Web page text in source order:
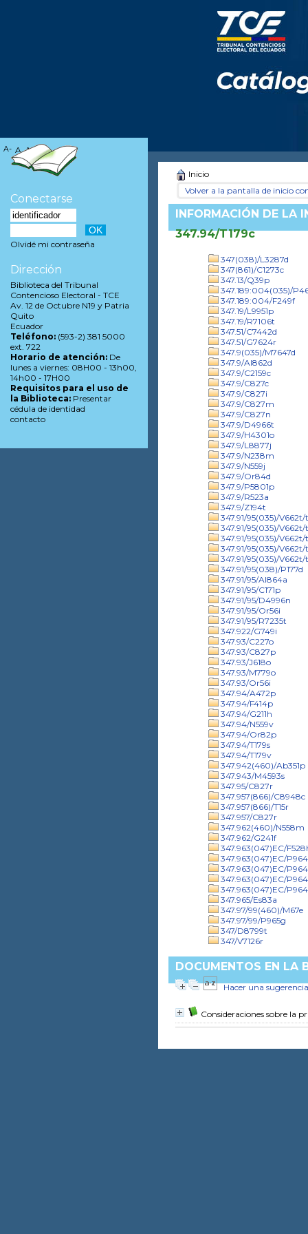
Inicio
Volver a la pantalla de inicio
INFORMACIÓN DE LA
347.94/T179c
347(038)/L3287d
347(861)/C1273c
347.13/Q39p
347.189:004(035)/
347.189:004/F249f
347.19/L9951p
347.19/R7106t
347.51/C7442d
347.51/G7624r
347.9(035)/M7647d
347.9/Al862d
347.9/C2159c
347.9/C827c
347.9/C827i
347.9/C827m
347.9/C827n
347.9/D4966t
347.9/H4301o
347.9/L8877j
347.9/N238m
347.9/N559j
347.9/Or84d
347.9/P5801p
347.9/R523a
347.9/Z194t
347.91/95(035)/V662t/
347.91/95(035)/V662t/
347.91/95(035)/V662t/
347.91/95(035)/
347.91/95(035)/V662t/
347.91/95(038)/P177d
347.91/95/Al864a
347.91/95/C171p
347.91/95/D4996n
347.91/95/Or56i
347.91/95/R7235t
347.922/G749i
347.93/C227o
347.93/C827p
347.93/J618o
347.93/M779o
347.93/Or56i
347.94/A472p
347.94/F414p
347.94/G211h
347.94/N559v
347.94/Or82p
347.94/T179s
347.94/T179v
347.942(460)/Ab351p
347.943/M4593s
347.95/C827r
347.957(866)/C8948c
347.957(866)/T15r
347.957/C827r
347.962(460)/N558m
347.962/G241f
347.963(047)EC/
347.963(047)EC/
347.963(047)EC/
347.963(047)EC/
347.963(047)EC/
347.965/Es83a
347.97/99(460)/M67e
347.97/99/P965g
347/D8799t
347/V7126r
DOCUMENTOS EN LA
Hacer una sugerencia
Consideraciones sobre la
A- A A+
Conectarse
Olvidé mi contraseña
Dirección
Biblioteca del Tribunal
Contencioso Electoral - TCE
Av. 12 de Octubre N19 y Patria
Quito
Ecuador
Teléfono: (593-2) 381 5000
ext. 722
Horario de atención: De
lunes a viernes: 08H00 - 13h00,
14h00 - 17H00
Requisitos para el uso de
la Biblioteca: Presentar
cédula de identidad
contacto